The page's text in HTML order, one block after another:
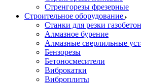
Стренгорезы фрезерные
Строительное оборудование
Станки для резки
Алмазное бурение
Алмазные сверлильные
Бензорезы
Бетоносмесители
Виброкатки
Виброплиты